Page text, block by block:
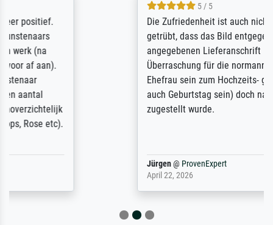
Die Zufriedenheit ist auch nicht dadurch
getrübt, dass das Bild entgegen einer
angegebenen Lieferanschrift (sollte eine
Überraschung für die normannische
Ehefrau sein zum Hochzeits- gleichzeitig
auch Geburtstag sein) doch nach zu Hause
zugestellt wurde.